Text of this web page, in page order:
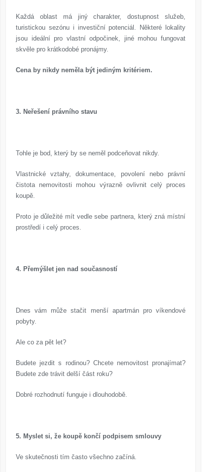
Každá oblast má jiný charakter, dostupnost služeb,
turistickou sezónu i investiční potenciál. Některé lokality
jsou ideální pro vlastní odpočinek, jiné mohou fungovat
skvěle pro krátkodobé pronájmy.
Cena by nikdy neměla být jediným kritériem.
3. Neřešení právního stavu
Tohle je bod, který by se neměl podceňovat nikdy.
Vlastnické vztahy, dokumentace, povolení nebo právní
čistota nemovitosti mohou výrazně ovlivnit celý proces
koupě.
Proto je důležité mít vedle sebe partnera, který zná místní
prostředí i celý proces.
4. Přemýšlet jen nad současností
Dnes vám může stačit menší apartmán pro víkendové
pobyty.
Ale co za pět let?
Budete jezdit s rodinou? Chcete nemovitost pronajímat?
Budete zde trávit delší část roku?
Dobré rozhodnutí funguje i dlouhodobě.
5. Myslet si, že koupě končí podpisem smlouvy
Ve skutečnosti tím často všechno začíná.